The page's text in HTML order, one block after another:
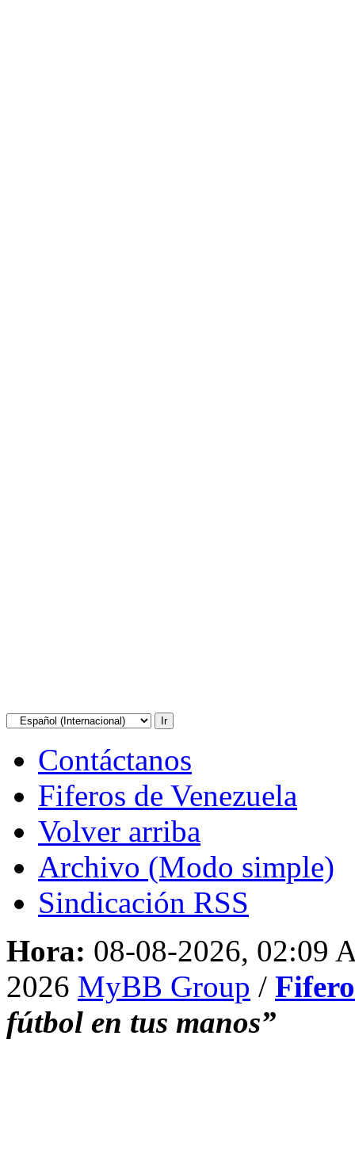
Contáctanos
Fiferos de Venezuela
Volver arriba
Archivo (Modo simple)
Sindicación RSS
Hora: 08-08-2026, 02:09
2026 MyBB Group /
fútbol en tus manos”